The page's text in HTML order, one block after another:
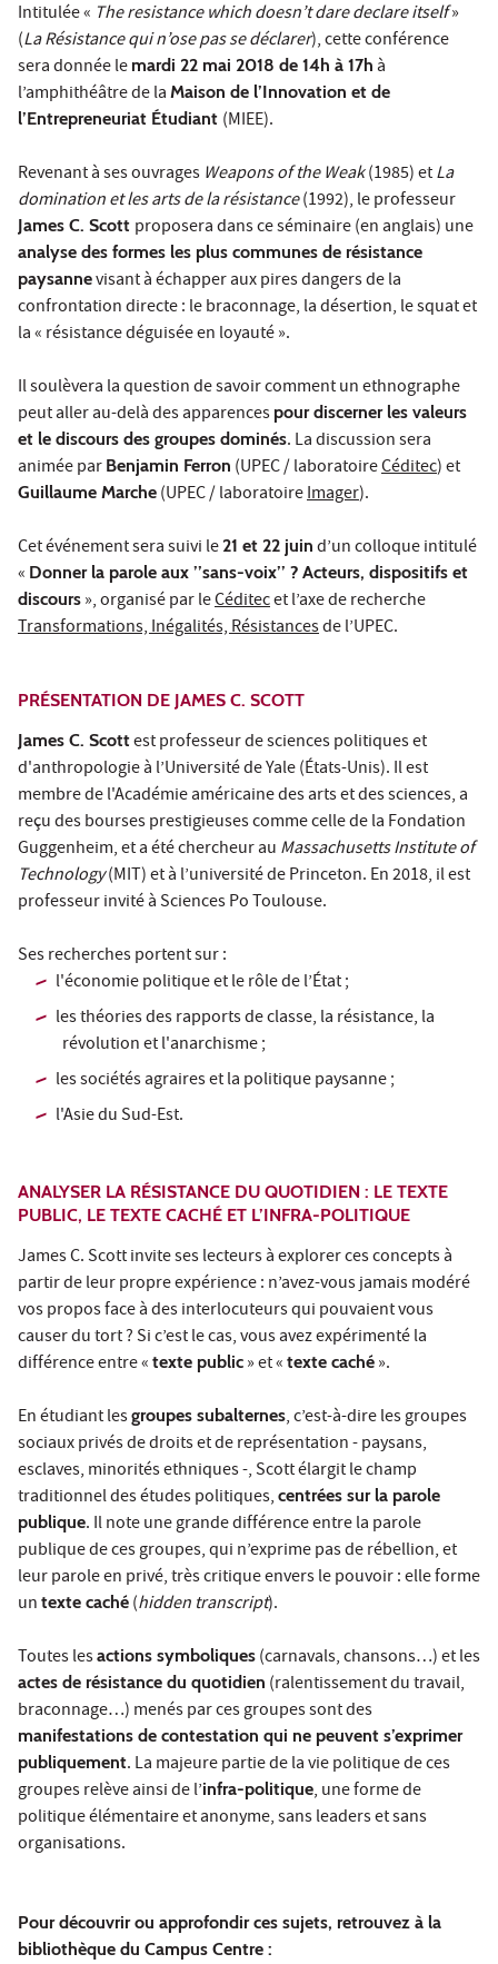
Intitulée « The resistance which doesn’t dare declare itself»
(La Résistance qui n’ose pas se déclarer), cette conférence
sera donnée le mardi 22 mai 2018 de 14h à 17h à
l’amphithéâtre de la Maison de l’Innovation et de
l’Entrepreneuriat Étudiant (MIEE).
Revenant à ses ouvrages Weapons of the Weak(1985) etLa
domination et les arts de la résistance(1992), le professeur
James C. Scott proposera dans ce séminaire (en anglais) une
analyse des formes les plus communes de résistance
paysannevisant à échapper aux pires dangers de la
confrontation directe : le braconnage, la désertion, le squat et
la « résistance déguisée en loyauté ».
Il soulèvera la question de savoir comment un ethnographe
peut aller au-delà des apparences pour discerner les valeurs
et le discours des groupes dominés. La discussion sera
animée par Benjamin Ferron (UPEC / laboratoireCéditec) et
Guillaume Marche (UPEC / laboratoireImager).
Cet événement sera suivi le21 et 22 juin d’un colloque intitulé
« Donner la parole aux ’’sans-voix’’ ? Acteurs, dispositifs et
discours », organisé par leCéditecet l’axe de recherche
Transformations, Inégalités, Résistancesde l’UPEC.
PRÉSENTATION DE JAMES C. SCOTT
James C. Scottest professeur de sciences politiques et
d'anthropologie à l’Université de Yale (États-Unis). Il est
membre de l'Académie américaine des arts et des sciences, a
reçu des bourses prestigieuses comme celle de la Fondation
Guggenheim, et a été chercheur au Massachusetts Institute of
Technology(MIT) et à l’université de Princeton. En 2018, il est
professeur invité à Sciences Po Toulouse.
Ses recherches portent sur :
l'économie politique et le rôle de l’État ;
les théories des rapports de classe, la résistance, la
révolution et l'anarchisme ;
les sociétés agraires et la politique paysanne ;
l'Asie du Sud-Est.
ANALYSER LA RÉSISTANCE DU QUOTIDIEN : LE TEXTE
PUBLIC, LE TEXTE CACHÉ ET L’INFRA-POLITIQUE
James C. Scott invite ses lecteurs à explorer ces concepts à
partir de leur propre expérience : n’avez-vous jamais modéré
vos propos face à des interlocuteurs qui pouvaient vous
causer du tort ? Si c’est le cas, vous avez expérimenté la
différence entre « texte public » et « texte caché ».
En étudiant lesgroupes subalternes, c’est-à-dire les groupes
sociaux privés de droits et de représentation - paysans,
esclaves, minorités ethniques -, Scott élargit le champ
traditionnel des études politiques, centrées sur la parole
publique. Il note une grande différence entre la parole
publique de ces groupes, qui n’exprime pas de rébellion, et
leur parole en privé, très critique envers le pouvoir : elle forme
un texte caché (hidden transcript).
Toutes lesactions symboliques (carnavals, chansons…) et les
actes de résistance du quotidien (ralentissement du travail,
braconnage…) menés par ces groupes sont des
manifestations de contestation qui ne peuvent s’exprimer
publiquement. La majeure partie de la vie politique de ces
groupes relève ainsi de l’infra-politique, une forme de
politique élémentaire et anonyme, sans leaders et sans
organisations.
Pour découvrir ou approfondir ces sujets, retrouvez à la
bibliothèque du Campus Centre :